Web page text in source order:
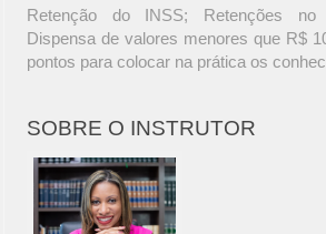
Retenção do INSS; Retenções no
Dispensa de valores menores que R$
pontos para colocar na prática os
SOBRE O INSTRUTOR